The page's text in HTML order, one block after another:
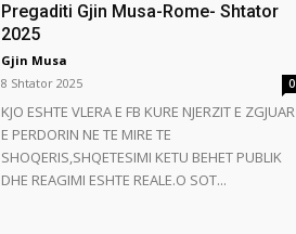
Pregaditi Gjin Musa-Rome- Shtator
2025
Gjin Musa
8 Shtator 2025
0
KJO ESHTE VLERA E FB KURE NJERZIT E ZGJUAR
E PERDORIN NE TE MIRE TE
SHOQERIS,SHQETESIMI KETU BEHET PUBLIK
DHE REAGIMI ESHTE REALE.O SOT...